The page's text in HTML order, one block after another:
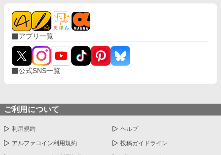
品です。ちなみに読むとIQが少し下がります。 ＊完結しました
長い間のご声援とご支援、ありがとうございました ＊ちょっとだ
け第二部を付け足しました。第三部までお休みします。
を目指すことにしたルイ。 最初に訪れた街・ゼントで、冒険者
登録を済ませる。だがそのギルドの資料室で、前世の文字である
漢字が、この世界の魔法文字だという事実を知ることになる。
この世界の魔法文字を試したルイは、魔法文字の奥深さに気づい
てしまった。バレないように慎重に……と行動しているつもりの
ルイだが、そんな彼に奇妙な称号が増えて行く。 そして、冒険
者ギルドのギルドマスターや、魔法具師のバレンと共に過ごすう
も、色々な人に巻き込まれる運命にあるルイだったが……それを
知るのは、まだ先である。 ☆見切り発車のため、後日変更・追記
する場合があります。不定期更新。 ☆カクヨム様(吉野 ひな)で
アプリ一覧
公式SNS一覧
ご利用について
利用規約 ヘルプ
アルファコイン利用規約 投稿ガイドライン